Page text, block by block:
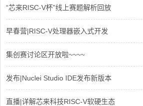
“芯来RISC-V杯”线上赛题解析回放
早春营|RISC-V处理器嵌入式开发
集创赛讨论区开放啦~~~~
发布|Nuclei Studio IDE发布新版本
直播|详解芯来科技RISC-V软硬生态